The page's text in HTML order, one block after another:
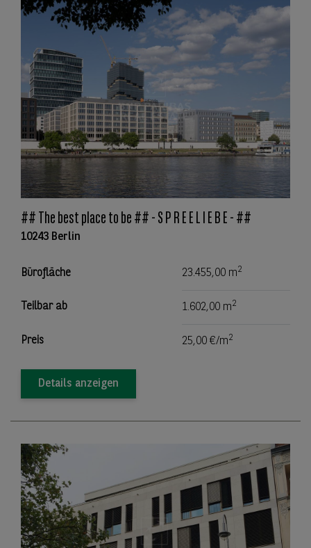
## The best place to be ## - S P R E E L I E B E - ##
10243 Berlin
Bürofläche 23.455,00 m2
Teilbar ab 1.602,00 m2
Preis 25,00 €/m2
Details anzeigen